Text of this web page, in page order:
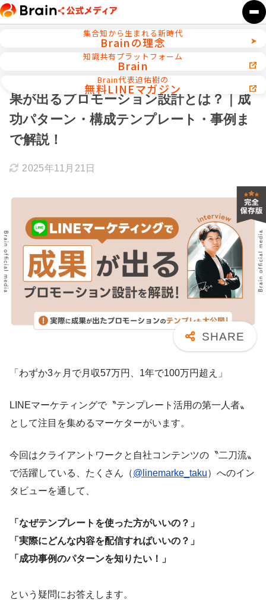
集合知から生まれる新時代
Brainの理念
知識共有プラットフォーム
Brain
Brain代表迫佑樹の
無料LINEマガジン
インタビュー
【完全保存版】LINEマーケティングで成
果が出るプロモーション設計とは？｜成
功パターン・構成テンプレート・事例ま
で解説！
2025年11月21日
「わずか3ヶ月で月収57万円、1年で100万円超え」
LINEマーケティングで〝テンプレート活用の第一人者〟
として注目を集めるマーケターがいます。
今回はクライアントワークと自社コンテンツの〝二刀流〟
で活躍している、たくさん（@linemarke_taku）へのイン
タビューを通して、
「なぜテンプレートを使った方がいいの？」
「実際にどんな内容を配信すればいいの？」
「成功事例のパターンを知りたい！」
という疑問にお答えします。